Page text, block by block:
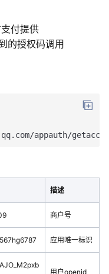
付提供
的授权码调用
appauth/
描述
商户号
应用唯一标识
用户openid